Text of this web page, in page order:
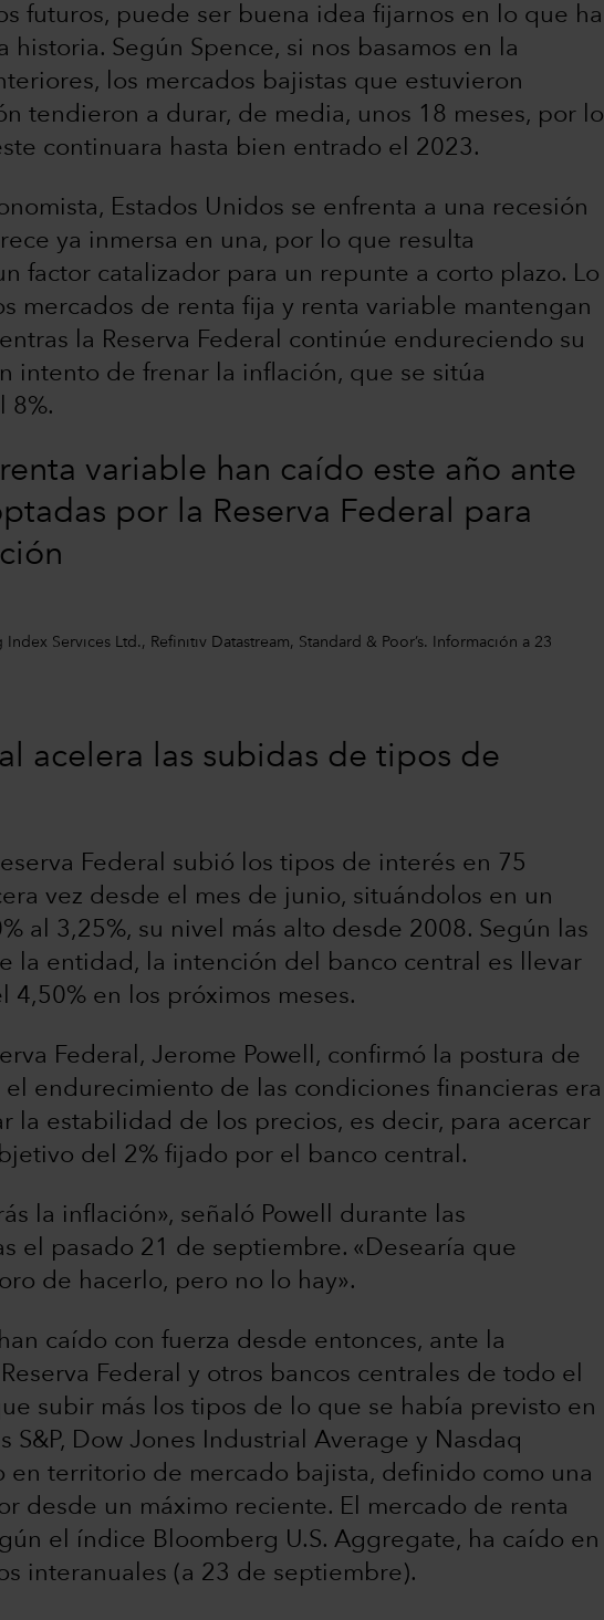
futuros, puede ser buena idea fijarnos en lo que ha
Según Spence, si nos basamos en la
los mercados bajistas que estuvieron
tendieron a durar, de media, unos 18 meses, por lo
continuara hasta bien entrado el 2023.
Estados Unidos se enfrenta a una recesión
ya inmersa en una, por lo que resulta
factor catalizador para un repunte a corto plazo. Lo
mercados de renta fija y renta variable mantengan
la Reserva Federal continúe endureciendo su
intento de frenar la inflación, que se sitúa
8%.
variable han caído este año ante
por la Reserva Federal para
Services Ltd., Refinitiv Datastream, Standard & Poor’s. Información a 23
acelera las subidas de tipos de
Federal subió los tipos de interés en 75
vez desde el mes de junio, situándolos en un
al 3,25%, su nivel más alto desde 2008. Según las
la entidad, la intención del banco central es llevar
4,50% en los próximos meses.
Federal, Jerome Powell, confirmó la postura de
endurecimiento de las condiciones financieras era
la estabilidad de los precios, es decir, para acercar
del 2% fijado por el banco central.
la inflación», señaló Powell durante las
el pasado 21 de septiembre. «Desearía que
de hacerlo, pero no lo hay».
caído con fuerza desde entonces, ante la
Federal y otros bancos centrales de todo el
subir más los tipos de lo que se había previsto en
S&P, Dow Jones Industrial Average y Nasdaq
en territorio de mercado bajista, definido como una
desde un máximo reciente. El mercado de renta
el índice Bloomberg U.S. Aggregate, ha caído en
interanuales (a 23 de septiembre).